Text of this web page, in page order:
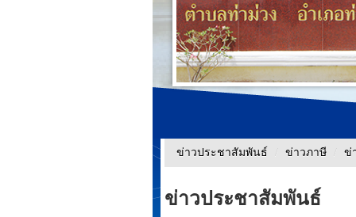
ข่าวประชาสัมพันธ์ / ข่าวภาษี / ข่
ข่าวประชาสัมพันธ์